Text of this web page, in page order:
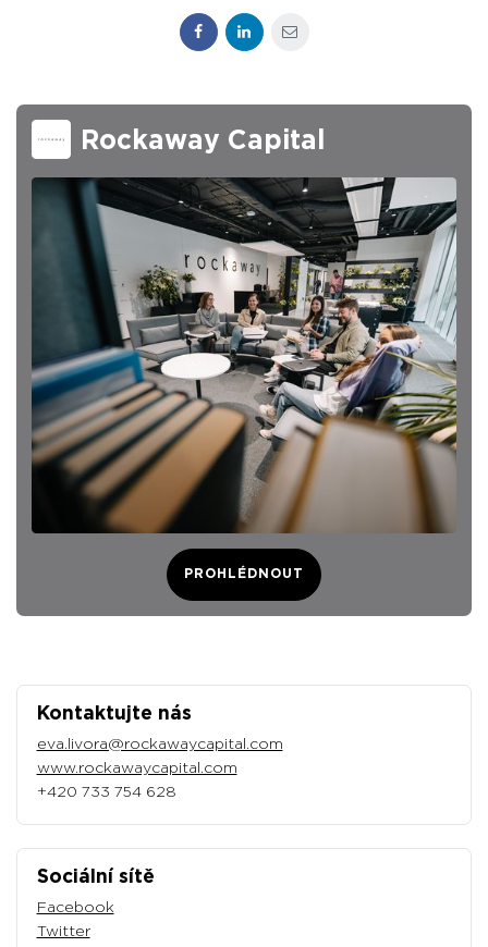
FacebookLinkedInE-mail
Rockaway Capital
PROHLÉDNOUT
Kontaktujte nás
eva.livora@rockawaycapital.com
www.rockawaycapital.com
+420 733 754 628
Sociální sítě
Facebook
Twitter